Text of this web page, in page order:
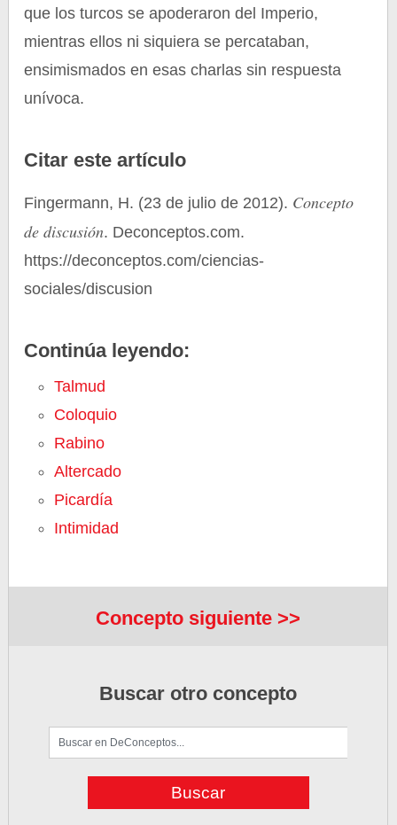
que los turcos se apoderaron del Imperio,
mientras ellos ni siquiera se percataban,
ensimismados en esas charlas sin respuesta
unívoca.
Citar este artículo
Fingermann, H. (23 de julio de 2012). Concepto
de discusión. Deconceptos.com.
https://deconceptos.com/ciencias-
sociales/discusion
Continúa leyendo:
Talmud
Coloquio
Rabino
Altercado
Picardía
Intimidad
Concepto siguiente >>
Buscar otro concepto